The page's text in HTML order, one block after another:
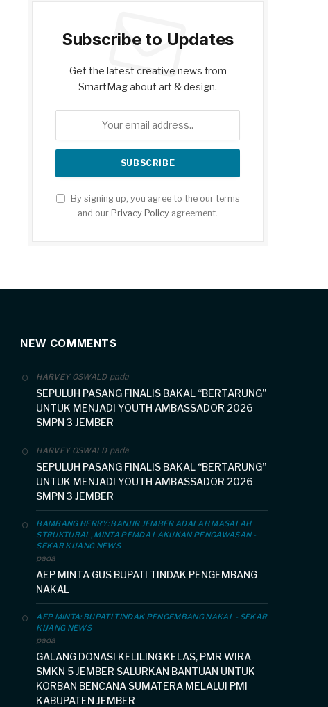
Subscribe to Updates
Get the latest creative news from
SmartMag about art & design.
By signing up, you agree to the our terms
and our Privacy Policy agreement.
NEW COMMENTS
HARVEY OSWALDpada
SEPULUH PASANG FINALIS BAKAL “BERTARUNG”
UNTUK MENJADI YOUTH AMBASSADOR 2026
SMPN 3 JEMBER
HARVEY OSWALDpada
SEPULUH PASANG FINALIS BAKAL “BERTARUNG”
UNTUK MENJADI YOUTH AMBASSADOR 2026
SMPN 3 JEMBER
BAMBANG HERRY: BANJIR JEMBER ADALAH MASALAH
STRUKTURAL, MINTA PEMDA LAKUKAN PENGAWASAN -
SEKAR KIJANG NEWS
pada
AEP MINTA GUS BUPATI TINDAK PENGEMBANG
NAKAL
AEP MINTA: BUPATI TINDAK PENGEMBANG NAKAL - SEKAR
KIJANG NEWS
pada
GALANG DONASI KELILING KELAS, PMR WIRA
SMKN 5 JEMBER SALURKAN BANTUAN UNTUK
KORBAN BENCANA SUMATERA MELALUI PMI
KABUPATEN JEMBER